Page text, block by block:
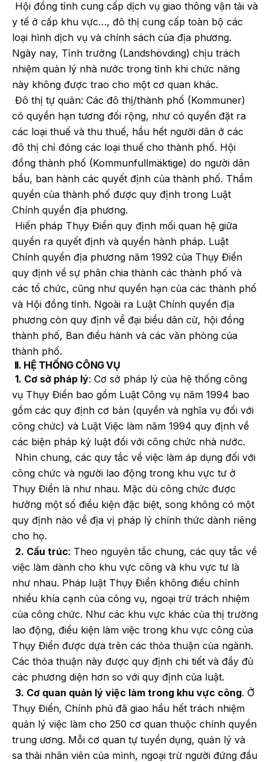
Hội đồng tỉnh cung cấp dịch vụ giao thông vận tải và
y tế ở cấp khu vực…, đô thị cung cấp toàn bộ các
loại hình dịch vụ và chính sách của địa phương.
Ngày nay, Tỉnh trưởng (Landshövding) chịu trách
nhiệm quản lý nhà nước trong tỉnh khi chức năng
này không được trao cho một cơ quan khác.
Đô thị tự quản: Các đô thị/thành phố (Kommuner)
có quyền hạn tương đối rộng, như có quyền đặt ra
các loại thuế và thu thuế, hầu hết người dân ở các
đô thị chỉ đóng các loại thuế cho thành phố. Hội
đồng thành phố (Kommunfullmäktige) do người dân
bầu, ban hành các quyết định của thành phố. Thẩm
quyền của thành phố được quy định trong Luật
Chính quyền địa phương.
Hiến pháp Thụy Điển quy định mối quan hệ giữa
quyền ra quyết định và quyền hành pháp. Luật
Chính quyền địa phương năm 1992 của Thụy Điển
quy định về sự phân chia thành các thành phố và
các tổ chức, cũng như quyền hạn của các thành phố
và Hội đồng tỉnh. Ngoài ra Luật Chính quyền địa
phương còn quy định về đại biểu dân cử, hội đồng
thành phố, Ban điều hành và các văn phòng của
thành phố.
II. HỆ THỐNG CÔNG VỤ
1. Cơ sở pháp lý: Cơ sở pháp lý của hệ thống công
vụ Thụy Điển bao gồm Luật Công vụ năm 1994 bao
gồm các quy định cơ bản (quyền và nghĩa vụ đối với
công chức) và Luật Việc làm năm 1994 quy định về
các biện pháp kỷ luật đối với công chức nhà nước.
Nhìn chung, các quy tắc về việc làm áp dụng đối với
công chức và người lao động trong khu vực tư ở
Thụy Điển là như nhau. Mặc dù công chức được
hưởng một số điều kiện đặc biệt, song không có một
quy định nào về địa vị pháp lý chính thức dành riêng
cho họ.
2. Cấu trúc: Theo nguyên tắc chung, các quy tắc về
việc làm dành cho khu vực công và khu vực tư là
như nhau. Pháp luật Thụy Điển không điều chỉnh
nhiều khía cạnh của công vụ, ngoại trừ trách nhiệm
của công chức. Như các khu vực khác của thị trường
lao động, điều kiện làm việc trong khu vực công của
Thụy Điển được dựa trên các thỏa thuận của ngành.
Các thỏa thuận này được quy định chi tiết và đầy đủ
các phương diện hơn so với quy định của luật.
3. Cơ quan quản lý việc làm trong khu vực công. Ở
Thụy Điển, Chính phủ đã giao hầu hết trách nhiệm
quản lý việc làm cho 250 cơ quan thuộc chính quyền
trung ương. Mỗi cơ quan tự tuyển dụng, quản lý và
sa thải nhân viên của mình, ngoại trừ người đứng đầu